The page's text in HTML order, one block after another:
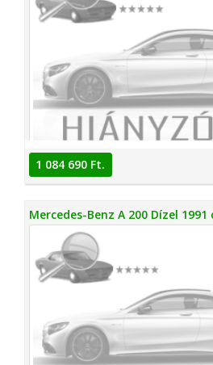
1 084 690 Ft.
Mercedes-Benz A 200 Dízel 1991